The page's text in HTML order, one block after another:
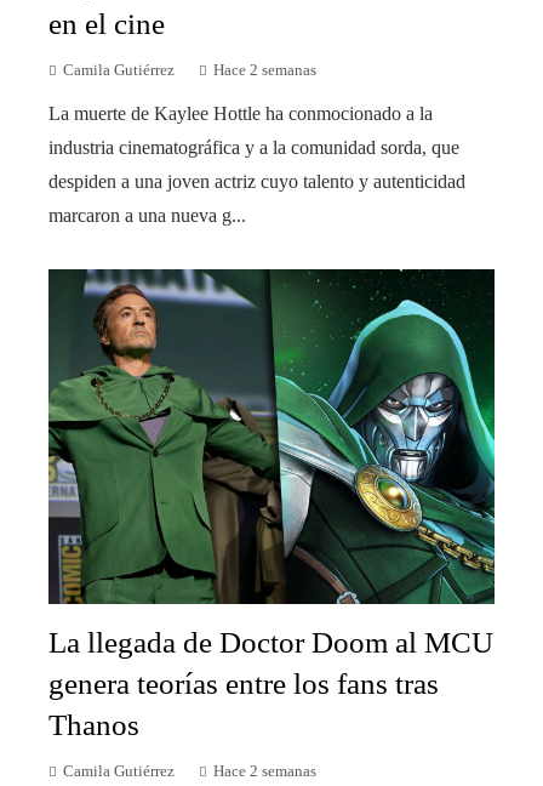
en el cine
Camila Gutiérrez Hace 2 semanas
La muerte de Kaylee Hottle ha conmocionado a la
industria cinematográfica y a la comunidad sorda, que
despiden a una joven actriz cuyo talento y autenticidad
marcaron a una nueva g...
La llegada de Doctor Doom al MCU
genera teorías entre los fans tras
Thanos
Camila Gutiérrez Hace 2 semanas